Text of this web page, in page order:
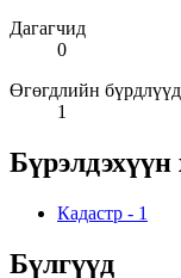
Дагагчид
0
Өгөгдлийн бүрдлүүд
1
Бүрэлдэхүүн
Кадастр - 1
Бүлгүүд